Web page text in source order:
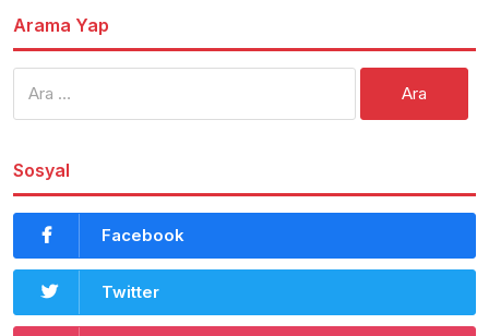
Arama Yap
Sosyal
Facebook
Twitter